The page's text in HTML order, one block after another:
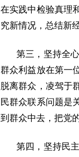
在实践中检验真理
究新情况，总结新
第三，坚持全
群众利益放在第一
脱离群众，凌驾于
民群众联系问题是
到群众中去，把党
第四，坚持民